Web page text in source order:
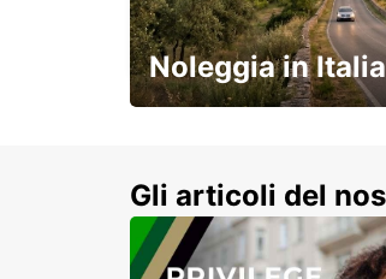
WARSAW - POLAND
Noleggia in Italia
Gli articoli del